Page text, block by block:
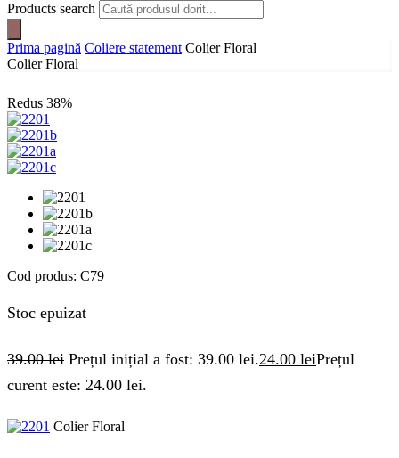
Products search
Prima pagină Coliere statement Colier Floral
Colier Floral
Redus 38%
Cod produs: C79
Stoc epuizat
39.00lei Prețul inițial a fost: 39.00 lei.24.00 leiPrețul
curent este: 24.00 lei.
Colier Floral